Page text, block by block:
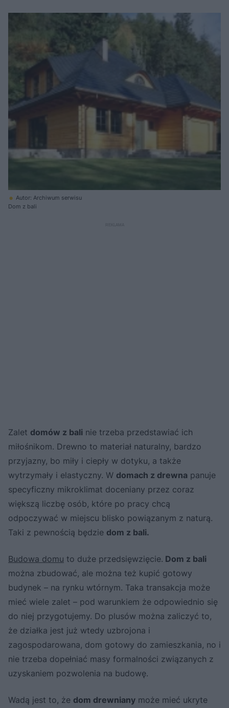
Autor: Archiwum serwisu
Dom z bali
Zalet domów z bali nie trzeba przedstawiać ich
miłośnikom. Drewno to materiał naturalny, bardzo
przyjazny, bo miły i ciepły w dotyku, a także
wytrzymały i elastyczny. W domach z drewna panuje
specyficzny mikroklimat doceniany przez coraz
większą liczbę osób, które po pracy chcą
odpoczywać w miejscu blisko powiązanym z naturą.
Taki z pewnością będzie dom z bali.
Budowa domu to duże przedsięwzięcie. Dom z bali
można zbudować, ale można też kupić gotowy
budynek – na rynku wtórnym. Taka transakcja może
mieć wiele zalet – pod warunkiem że odpowiednio się
do niej przygotujemy. Do plusów można zaliczyć to,
że działka jest już wtedy uzbrojona i
zagospodarowana, dom gotowy do zamieszkania, no i
nie trzeba dopełniać masy formalności związanych z
uzyskaniem pozwolenia na budowę.
Wadą jest to, że dom drewniany może mieć ukryte